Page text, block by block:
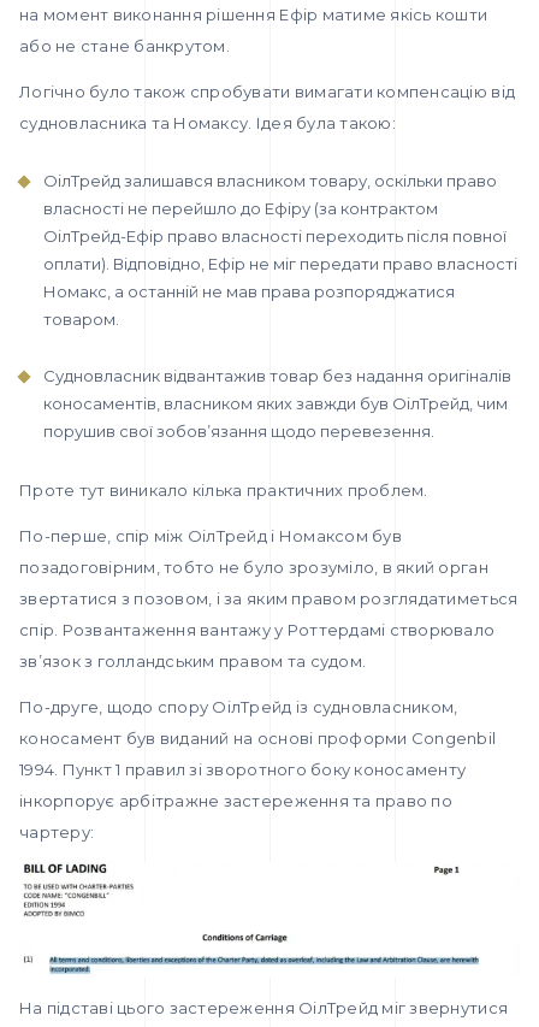
на момент виконання рішення Ефір матиме якісь кошти
або не стане банкрутом.
Логічно було також спробувати вимагати компенсацію від
судновласника та Номаксу. Ідея була такою:
ОілТрейд залишався власником товару, оскільки право
власності не перейшло до Ефіру (за контрактом
ОілТрейд-Ефір право власності переходить після повної
оплати). Відповідно, Ефір не міг передати право власності
Номакс, а останній не мав права розпоряджатися
товаром.
Судновласник відвантажив товар без надання оригіналів
коносаментів, власником яких завжди був ОілТрейд, чим
порушив свої зобов’язання щодо перевезення.
Проте тут виникало кілька практичних проблем.
По-перше, спір між ОілТрейд і Номаксом був
позадоговірним, тобто не було зрозуміло, в який орган
звертатися з позовом, і за яким правом розглядатиметься
спір. Розвантаження вантажу у Роттердамі створювало
зв’язок з голландським правом та судом.
По-друге, щодо спору ОілТрейд із судновласником,
коносамент був виданий на основі проформи Congenbil
1994. Пункт 1 правил зі зворотного боку коносаменту
інкорпорує арбітражне застереження та право по
чартеру:
На підставі цього застереження ОілТрейд міг звернутися